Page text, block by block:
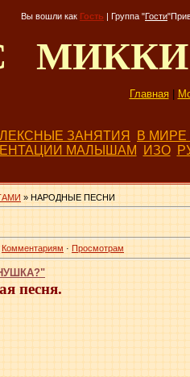
Вы вошли как Гость | Группа "Гости"
Главная|
ЗАНЯТИЯ В МИРЕ
МАЛЫШАМ ИЗО
» НАРОДНЫЕ ПЕСНИ
Комментариям · Просмотрам
песня.